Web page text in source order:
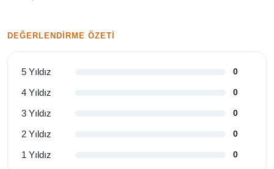
DEĞERLENDIRME ÖZETI
5 Yıldız 0
4 Yıldız 0
3 Yıldız 0
2 Yıldız 0
1 Yıldız 0